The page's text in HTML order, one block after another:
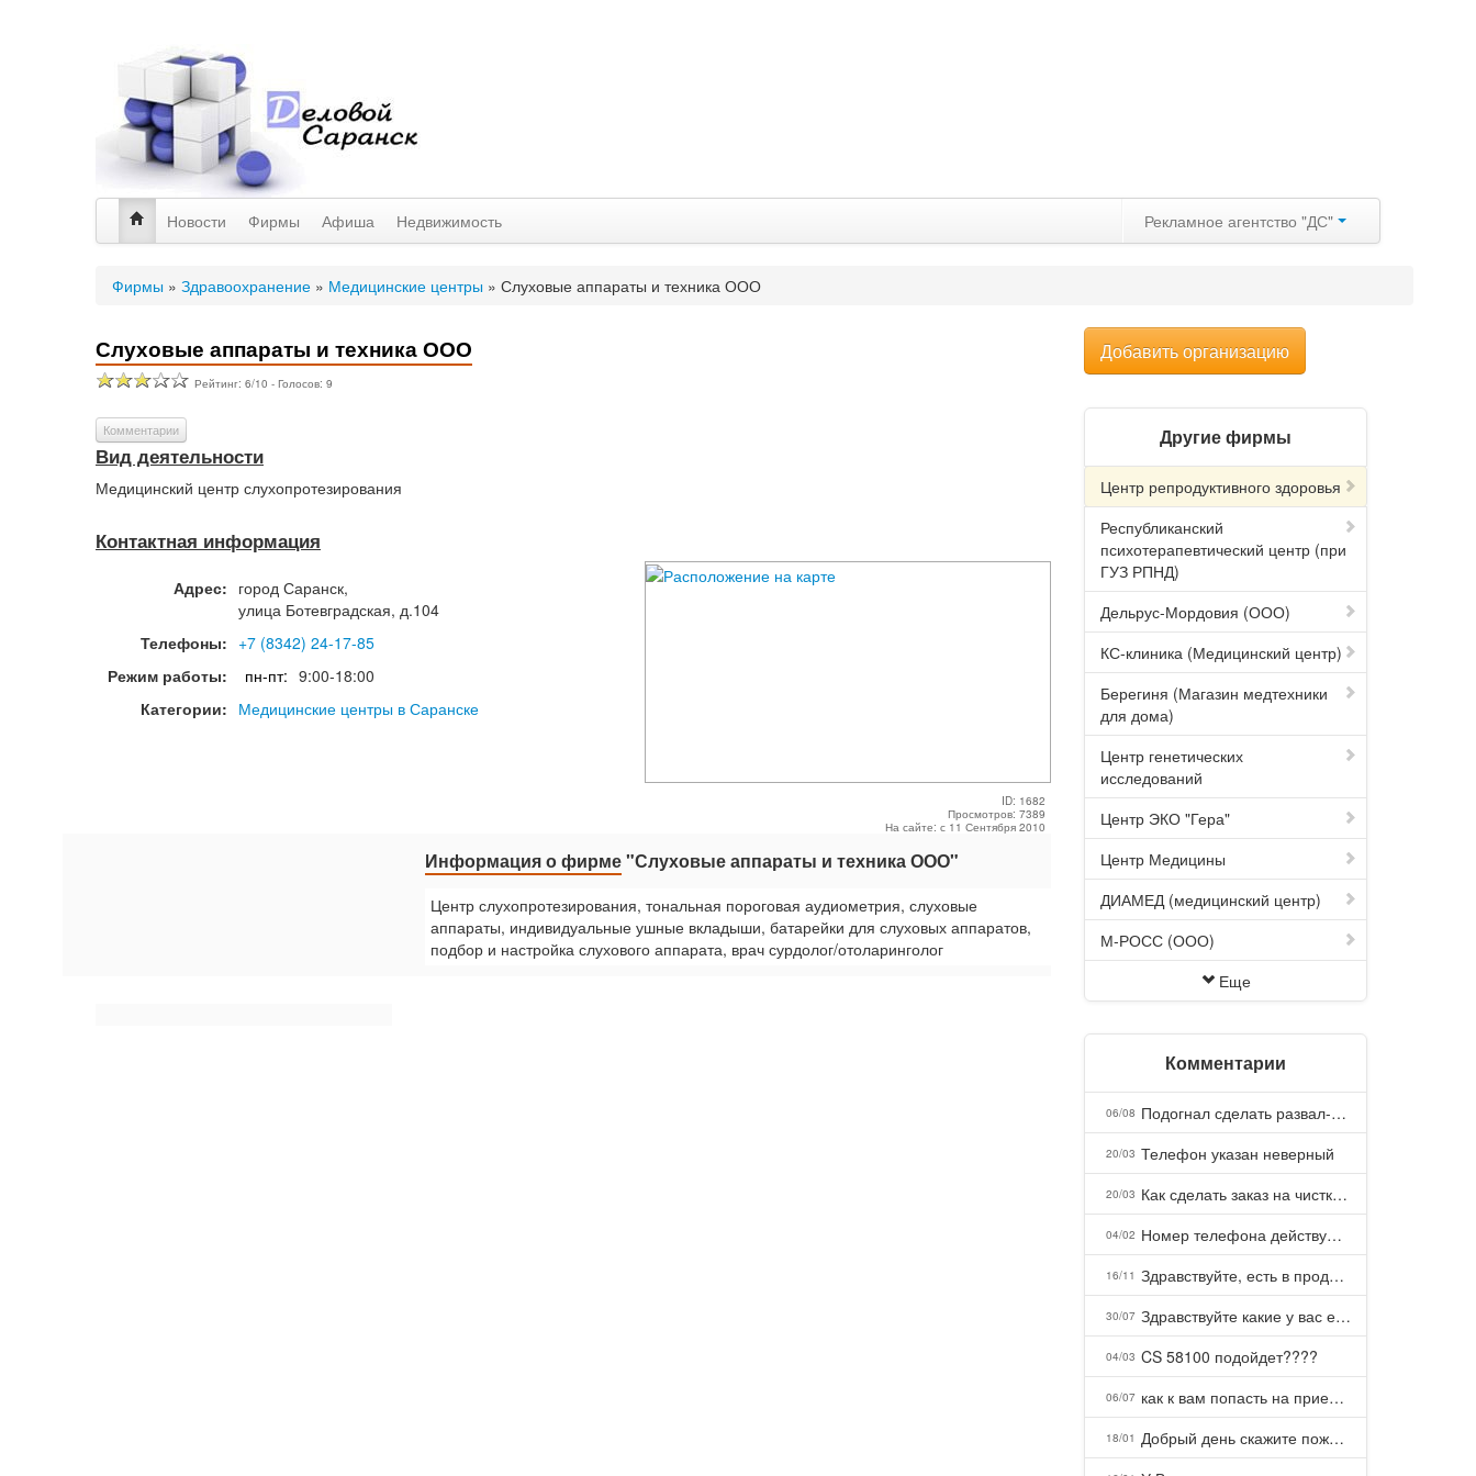
Новости Фирмы Афиша Недвижимость Рекламное агентство "ДС"
Фирмы » Здравоохранение » Медицинские центры » Слуховые аппараты и техника ООО
Слуховые аппараты и техника ООО
Рейтинг: 6/10 - Голосов: 9
Комментарии
Вид деятельности
Медицинский центр слухопротезирования
Контактная информация
Адрес: город Саранск,
улица Ботевградская, д.104
Телефоны: +7 (8342) 24-17-85
Режим работы:
пн-пт: 9:00-18:00
Категории: Медицинские центры в Саранске
ID: 1682
Просмотров: 7389
На сайте: с 11 Сентября 2010
Информация о фирме"Слуховые аппараты и техника ООО"
Центр слухопротезирования, тональная пороговая аудиометрия, слуховые
аппараты, индивидуальные ушные вкладыши, батарейки для слуховых аппаратов,
подбор и настройка слухового аппарата, врач сурдолог/отоларинголог
Добавить организацию
Другие фирмы
Центр репродуктивного здоровья
Республиканский
психотерапевтический центр (при
ГУЗ РПНД)
Дельрус-Мордовия (ООО)
КС-клиника (Медицинский центр)
Берегиня (Магазин медтехники
для дома)
Центр генетических
исследований
Центр ЭКО "Гера"
Центр Медицины
ДИАМЕД (медицинский центр)
М-РОСС (ООО)
Еще
Комментарии
06/08 Подогнал сделать развал-схождение, сделали- машина уходит на право и колеса проверил все хорошо с атмосферами ужас как можно делать авто, не ужели не берегут свою репутацию, не советую.
20/03 Телефон указан неверный
20/03 Как сделать заказ на чистку пуховых подушек?
04/02 Номер телефона действующий можно узнать почему номер неправельный
16/11 Здравствуйте, есть в продаже? Есть доставка до Казани?
30/07 Здравствуйте какие у вас есть курсы и какая цена, ?
04/03 CS 58100 подойдет????
06/07 как к вам попасть на прием? Или дозвониться, трубку не берете.
18/01 Добрый день скажите пожалуйста как можно с вами связаться . Телефон не отвечает .Заказала кухню в тц Хороший есть претензии а менеджер контактов не дает .Что делать?